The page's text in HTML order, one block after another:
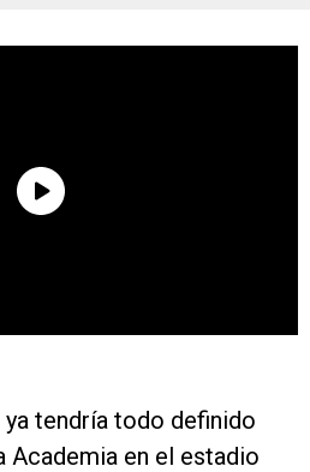
tendría todo definido
Academia en el estadio